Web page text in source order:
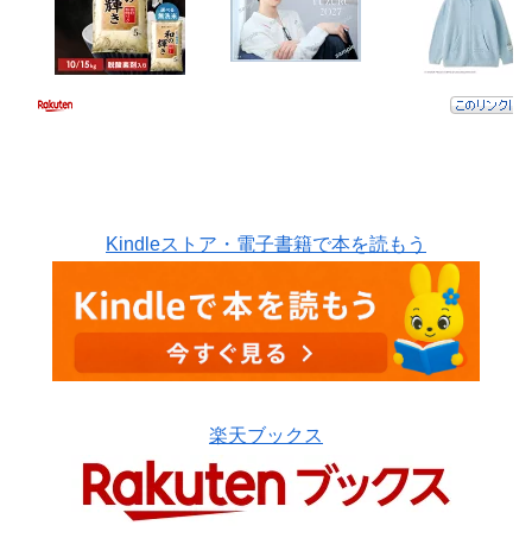
Kindleストア・電子書籍で本を読もう
楽天ブックス